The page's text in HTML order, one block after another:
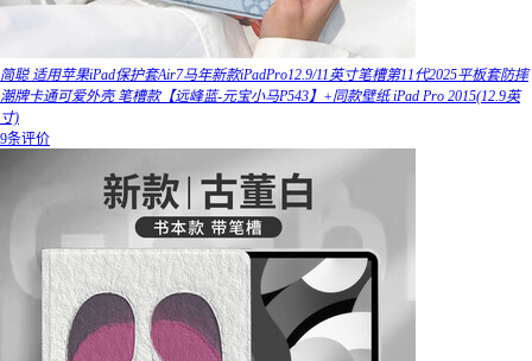
简聪 适用苹果iPad保护套Air7马年新款iPadPro12.9/11英寸笔槽第11代2025平板套防摔
潮牌卡通可爱外壳 笔槽款【远峰蓝-元宝小马P543】+同款壁纸 iPad Pro 2015(12.9英
寸)
9条评价